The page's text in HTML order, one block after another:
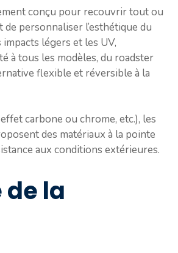
conçu pour recouvrir tout ou
personnaliser l’esthétique du
légers et les UV,
à tous les modèles, du roadster
flexible et réversible à la
carbone ou chrome, etc.), les
des matériaux à la pointe
aux conditions extérieures.
la